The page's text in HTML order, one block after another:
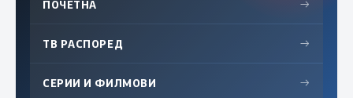
ПОЧЕТНА →
ТВ РАСПОРЕД →
СЕРИИ И ФИЛМОВИ →